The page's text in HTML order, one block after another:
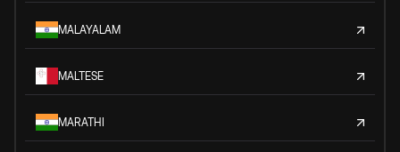
MALAYALAM
MALTESE
MARATHI